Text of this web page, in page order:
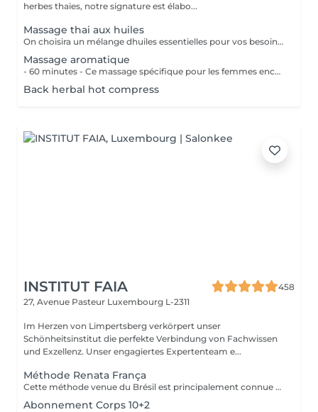
herbes thaïes, notre signature est élabo...
Massage thai aux huiles
On choisira un mélange dhuiles essentielles pour vos besoins physiques. Un massage thérapeutique à laide dune technique spéciale pour vider les poches de liquide lymphatique et de rétention deau. Ce traitement est conçu pour aider à stimuler la circulation et daccroître la capacité du corps à éliminer les toxines et à absorber les éléments nutritifs. Vos huiles essentielles préférées peuvent être sélectionnées à votre arrivée.
Massage aromatique
- 60 minutes - Ce massage spécifique pour les femmes enceintes permet de soulager le dos, les jambes et toutes autres parties du corps les plus mises à rude épreuve durant la grossesse. Attention ! Ce massage est toutefois déconseillé les 3 premiers mois et le dernier mois de grossesse.
Back herbal hot compress
INSTITUT FAIA
458
27, Avenue Pasteur Luxembourg L-2311
Im Herzen von Limpertsberg verkörpert unser
Schönheitsinstitut die perfekte Verbindung von Fachwissen
und Exzellenz. Unser engagiertes Expertenteam e...
Méthode Renata França
Cette méthode venue du Brésil est principalement connue pour son massage lymphatique manuel drainant mais ce compose en réalité de 3 techniques différentes ! En effet la méthode Renata Franca, est une méthode revisité du drainage lymphatique traditionnel. La méthode devient une version plus tonique et plus ciblée du drainage lymphatique connu et pratiqué jusqu'à ce jour. Grâce à ces gestes toniques et fermes, ces pompages réguliers et un rythme plus rapide, il semblerait que la méthode Renata Franca permette d'obtenir des résultats plus rapides et visuellement impressionnants.
Abonnement Corps 10+2